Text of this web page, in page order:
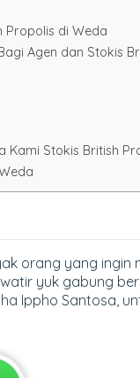
Propolis di Weda
Agen dan Stokis
Kami Stokis British
orang yang ingin
yuk gabung
Ippho Santosa,